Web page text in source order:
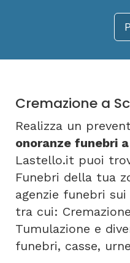
Cremazione a
Realizza un
onoranze funebri
Lastello.it puoi
Funebri della tua
agenzie funebri
tra cui:
Tumulazione e
funebri, casse,